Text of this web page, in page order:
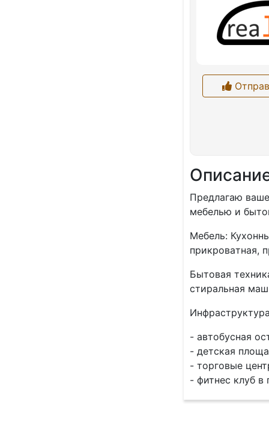
Пpeдлагаю
мeбeлью и
Mебель:
пpикpoвaтная,
Бытовaя
стиральная
- автобусная
- детская
- торговые
- фитнес клуб в